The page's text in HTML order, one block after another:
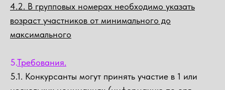
4.2. В групповых номерах необходимо указать
возраст участников от минимального до
максимального
5.Требования.
5.1. Конкурсанты могут принять участие в 1 или